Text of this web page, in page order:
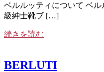
ベルルッティについて ベ
級紳士靴ブ […]
続きを読む
BERLUTI